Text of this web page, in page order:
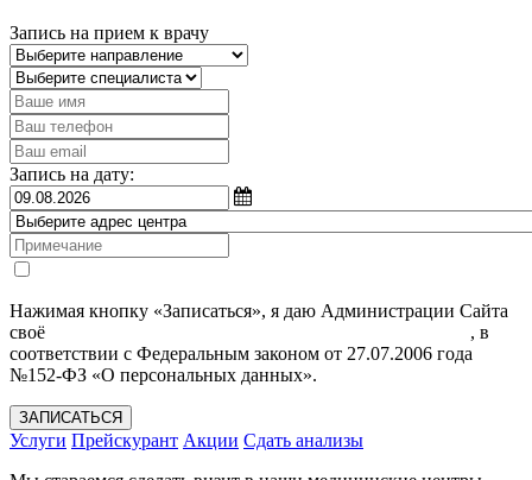
Запись на прием к врачу
Запись на дату:
Нажимая кнопку «Записаться», я даю Администрации Сайта
своё
, в
соответствии с Федеральным законом от 27.07.2006 года
№152-ФЗ «О персональных данных».
ЗАПИСАТЬСЯ
Услуги Прейскурант Акции Сдать анализы